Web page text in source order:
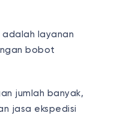
adalah layanan
bobot
jumlah banyak,
jasa ekspedisi